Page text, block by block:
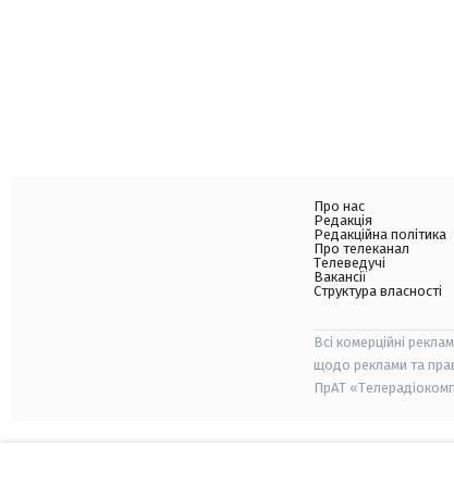
Про нас
Редакція
Редакційна політика
Про телеканал
Телеведучі
Вакансії
Структура власності
Всі комерційні
щодо реклами та
ПрАТ